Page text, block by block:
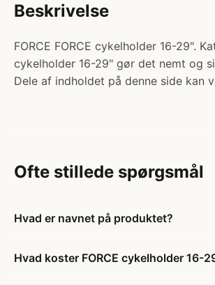
Beskrivelse
FORCE FORCE cykelholder 16-29".
cykelholder 16-29" gør det nemt og
Dele af indholdet på denne side
Ofte stillede spørgsmål
Hvad er navnet på produktet?
Hvad koster FORCE cykelholder 16-